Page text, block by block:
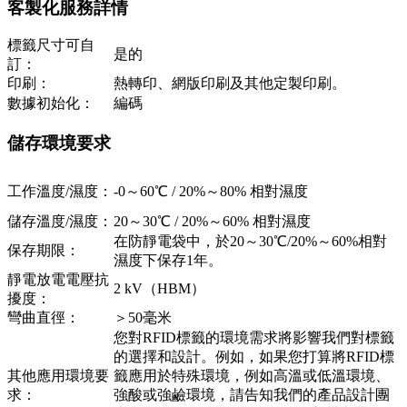
客製化服務詳情
標籤尺寸可自
訂：
是的
印刷：
熱轉印、網版印刷及其他定製印刷。
數據初始化：
編碼
儲存環境要求
工作溫度/濕度： -0～60℃ / 20%～80% 相對濕度
儲存溫度/濕度： 20～30℃ / 20%～60% 相對濕度
保存期限：
在防靜電袋中，於20～30℃/20%～60%相對
濕度下保存1年。
靜電放電電壓抗
擾度：
2 kV（HBM）
彎曲直徑：
＞50毫米
其他應用環境要
求：
您對RFID標籤的環境需求將影響我們對標籤
的選擇和設計。例如，如果您打算將RFID標
籤應用於特殊環境，例如高溫或低溫環境、
強酸或強鹼環境，請告知我們的產品設計團